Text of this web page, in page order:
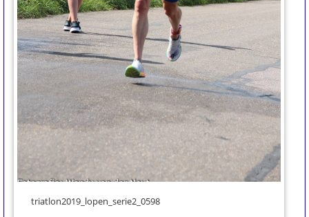
triatlon2019_lopen_serie2_0598